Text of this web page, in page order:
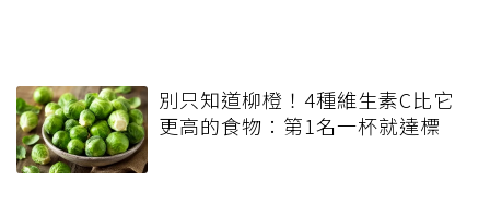
別只知道柳橙！4種維生素C比它
更高的食物：第1名一杯就達標